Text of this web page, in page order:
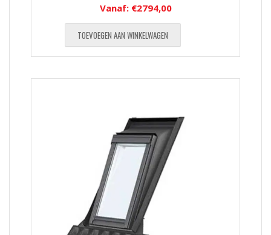
Vanaf: €2794,00
TOEVOEGEN AAN WINKELWAGEN